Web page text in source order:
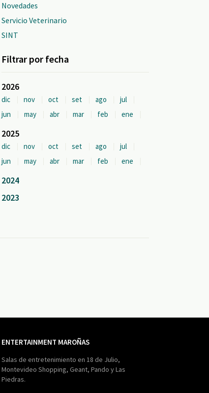
Novedades
Servicio Veterinario
SINT
Filtrar por fecha
2026
dic nov oct set ago
jul
jun
may abr mar feb ene
2025
dic nov oct set ago
jul
jun
may abr mar feb ene
2024
2023
ENTERTAINMENT MAROÑAS
Salas de entretenimiento en 18 de Julio,
Montevideo Shopping, Geant, Pando y Las
Piedras.